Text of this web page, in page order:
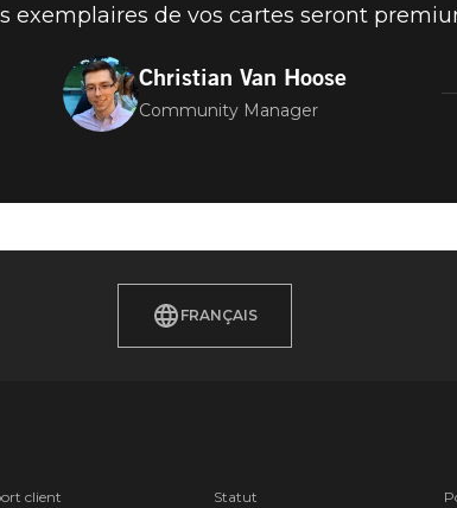
exemplaires de vos cartes seront
Christian Van Hoose
Community Manager
FRANÇAIS
client
Statut